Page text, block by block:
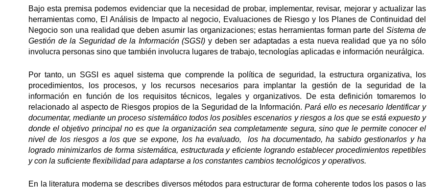
Bajo esta premisa podemos evidenciar que la necesidad de probar, implementar, revisar, mejorar y actualizar las
herramientas como, El Análisis de Impacto al negocio, Evaluaciones de Riesgo y los Planes de Continuidad del
Negocio son una realidad que deben asumir las organizaciones; estas herramientas forman parte delSistema de
Gestión de la Seguridad de la Información (SGSI) y deben ser adaptadas a esta nueva realidad que ya no sólo
involucra personas sino que también involucra lugares de trabajo, tecnologías aplicadas e información neurálgica.
Por tanto, un SGSI es aquel sistema que comprende la política de seguridad, la estructura organizativa, los
procedimientos, los procesos, y los recursos necesarios para implantar la gestión de la seguridad de la
información en función de los requisitos técnicos, legales y organizativos. De esta definición tomaremos lo
relacionado al aspecto de Riesgos propios de la Seguridad de la Información. Pará ello es necesario Identificar y
documentar,mediante un proceso sistemático todos los posibles escenarios y riesgos a los que se está expuesto y
donde el objetivo principal no es que la organización sea completamente segura, sino que le permite conocer el
nivel de los riesgos a los que se expone, los ha evaluado, los ha documentado, ha sabido gestionarlos y ha
logrado minimizarlos de forma sistemática, estructurada y eficiente logrando establecer procedimientos repetibles
y con la suficiente flexibilidad para adaptarse a los constantes cambios tecnológicos y operativos.
En la literatura moderna se describes diversos métodos para estructurar de forma coherente todos los pasos o las